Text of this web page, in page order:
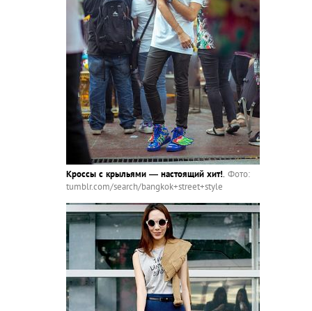
Кроссы с крыльями — настоящий хит!. Фото:
tumblr.com/search/bangkok+street+style